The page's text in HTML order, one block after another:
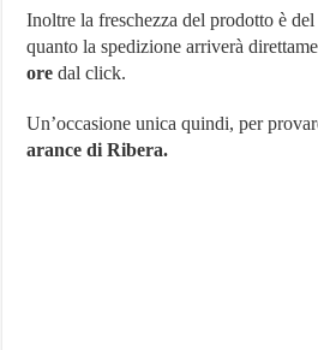
Inoltre la freschezza del prodotto è
quanto la spedizione arriverà
oredal click.
Un’occasione unica quindi, per
arance di Ribera.